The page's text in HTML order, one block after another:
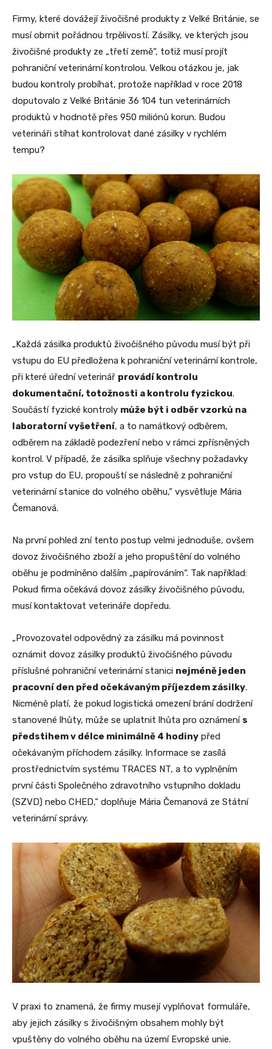
Firmy, které dovážejí živočišné produkty z Velké Británie, se
musí obrnit pořádnou trpělivostí. Zásilky, ve kterých jsou
živočišné produkty ze „třetí země“, totiž musí projít
pohraniční veterinární kontrolou. Velkou otázkou je, jak
budou kontroly probíhat, protože například v roce 2018
doputovalo z Velké Británie 36 104 tun veterinárních
produktů v hodnotě přes 950 miliónů korun. Budou
veterináři stíhat kontrolovat dané zásilky v rychlém
tempu?
„Každá zásilka produktů živočišného původu musí být při
vstupu do EU předložena k pohraniční veterinární kontrole,
při které úřední veterinář provádí kontrolu
dokumentační, totožnosti a kontrolu fyzickou.
Součástí fyzické kontroly může být i odběr vzorků na
laboratorní vyšetření, a to namátkový odběrem,
odběrem na základě podezření nebo v rámci zpřísněných
kontrol. V případě, že zásilka splňuje všechny požadavky
pro vstup do EU, propouští se následně z pohraniční
veterinární stanice do volného oběhu,“ vysvětluje Mária
Čemanová.
Na první pohled zní tento postup velmi jednoduše, ovšem
dovoz živočišného zboží a jeho propuštění do volného
oběhu je podmíněno dalším „papírováním“. Tak například:
Pokud firma očekává dovoz zásilky živočišného původu,
musí kontaktovat veterináře dopředu.
„Provozovatel odpovědný za zásilku má povinnost
oznámit dovoz zásilky produktů živočišného původu
příslušné pohraniční veterinární stanici nejméně jeden
pracovní den před očekávaným příjezdem zásilky.
Nicméně platí, že pokud logistická omezení brání dodržení
stanovené lhůty, může se uplatnit lhůta pro oznámení s
předstihem v délce minimálně 4 hodiny před
očekávaným příchodem zásilky. Informace se zasílá
prostřednictvím systému TRACES NT, a to vyplněním
první části Společného zdravotního vstupního dokladu
(SZVD) nebo CHED,“ doplňuje Mária Čemanová ze Státní
veterinární správy.
V praxi to znamená, že firmy musejí vyplňovat formuláře,
aby jejich zásilky s živočišným obsahem mohly být
vpuštěny do volného oběhu na území Evropské unie.